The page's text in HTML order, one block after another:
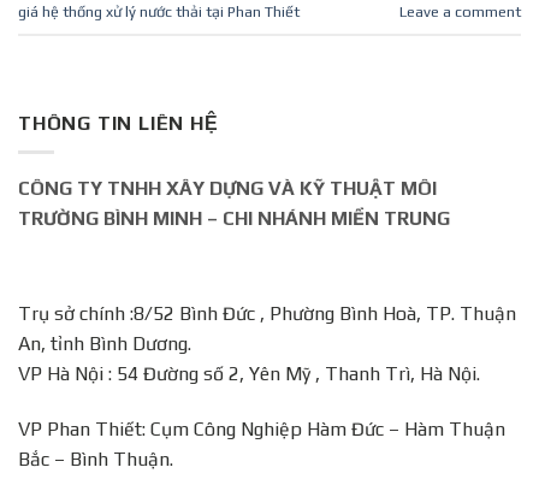
giá hệ thống xử lý nước thải tại Phan Thiết
Leave a comment
THÔNG TIN LIÊN HỆ
CÔNG TY TNHH XÂY DỰNG VÀ KỸ THUẬT MÔI
TRƯỜNG BÌNH MINH – CHI NHÁNH MIỀN TRUNG
Trụ sở chính :8/52 Bình Đức , Phường Bình Hoà, TP. Thuận
An, tỉnh Bình Dương.
VP Hà Nội : 54 Đường số 2, Yên Mỹ , Thanh Trì, Hà Nội.
VP Phan Thiết: Cụm Công Nghiệp Hàm Đức – Hàm Thuận
Bắc – Bình Thuận.